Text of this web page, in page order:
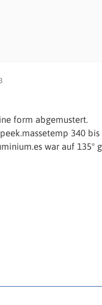
form abgemustert.
340 bis
war auf